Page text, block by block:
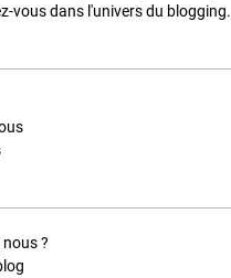
vous dans l'univers du blogging.
?